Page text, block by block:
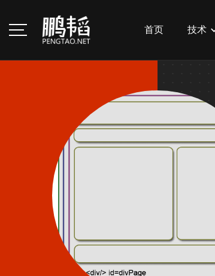
首页 技术